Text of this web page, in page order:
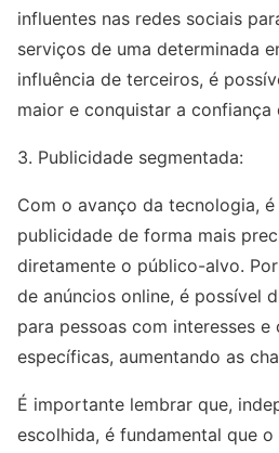
influentes nas redes sociais
serviços de uma determinada
influência de terceiros, é
maior e conquistar a confiança
3. Publicidade segmentada:
Com o avanço da tecnologia,
publicidade de forma mais
diretamente o público-alvo.
de anúncios online, é possível
para pessoas com interesses
específicas, aumentando as
É importante lembrar que,
escolhida, é fundamental que